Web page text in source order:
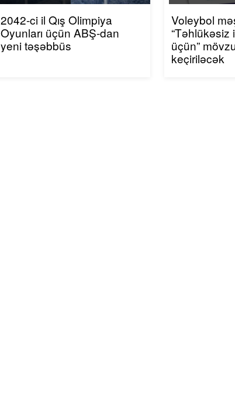
2042-ci il Qış Olimpiya
Oyunları üçün ABŞ-dan
yeni təşəbbüs
Voleybol
“Təhlükəsiz
üçün”
keçiriləcək